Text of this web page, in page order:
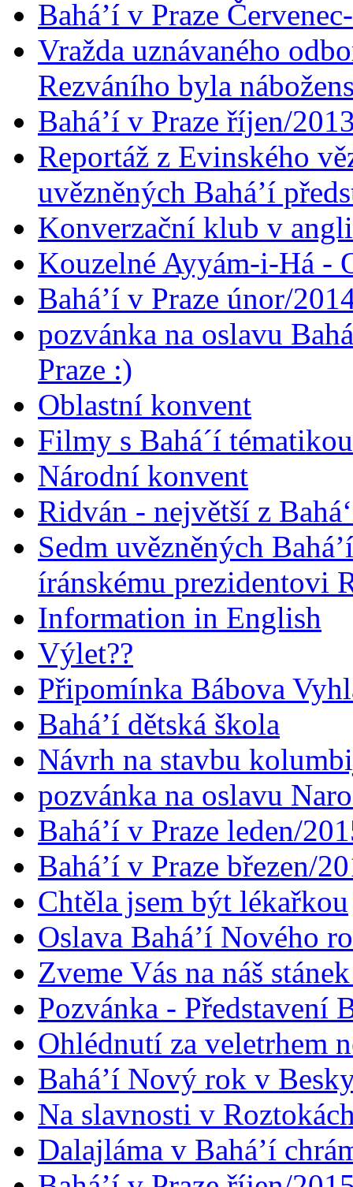
Bahá’í v Praze
Vražda uznávaného
Rezváního byla
Bahá’í v Praze říjen/
Reportáž z Evinského
uvězněných Bahá’í
Konverzační klub v
Kouzelné Ayyám-i-Há -
Bahá’í v Praze únor/
pozvánka na oslavu
Praze :)
Oblastní konvent
Filmy s Bahá´í
Národní konvent
Ridván - největší z
Sedm uvězněných
íránskému prezidentovi
Information in English
Výlet??
Připomínka Bábova
Bahá’í dětská škola
Návrh na stavbu
pozvánka na oslavu
Bahá’í v Praze leden/
Bahá’í v Praze březen/
Chtěla jsem být lékařkou
Oslava Bahá’í Nového
Zveme Vás na náš
Pozvánka - Představení
Ohlédnutí za veletrhem
Bahá’í Nový rok v
Na slavnosti v
Dalajláma v Bahá’í